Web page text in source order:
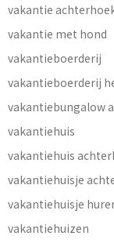
vakantie
vakantie met hond
vakantieboerderij
vakantieboerderij
vakantiebungalow
vakantiehuis
vakantiehuis
vakantiehuisje
vakantiehuisje
vakantiehuizen